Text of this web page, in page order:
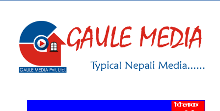
गृहपृष्ठ
समाचार
राजनिति
आर्थिक